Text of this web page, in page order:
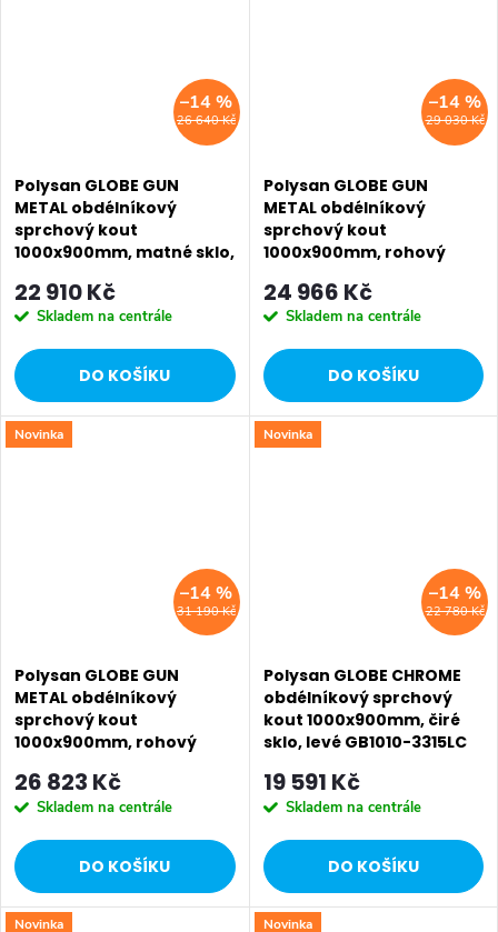
26 640 Kč
–14 %
Polysan GLOBE GUN
METAL obdélníkový
sprchový kout
1000x900mm, matné sklo,
22 910 Kč
Skladem na centrále
DO KOŠÍKU
29 030 Kč
–14 %
Polysan GLOBE GUN
METAL obdélníkový
sprchový kout
1000x900mm, rohový
GB5090GM
24 966 Kč
Skladem na centrále
DO KOŠÍKU
Novinka
31 190 Kč
–14 %
Polysan GLOBE GUN
METAL obdélníkový
sprchový kout
1000x900mm, rohový
GB5090MGM
26 823 Kč
Skladem na centrále
DO KOŠÍKU
Novinka
22 780 Kč
–14 %
Polysan GLOBE CHROME
obdélníkový sprchový
kout 1000x900mm, čiré
sklo, levé GB1010-3315LC
19 591 Kč
Skladem na centrále
DO KOŠÍKU
Novinka
Novinka